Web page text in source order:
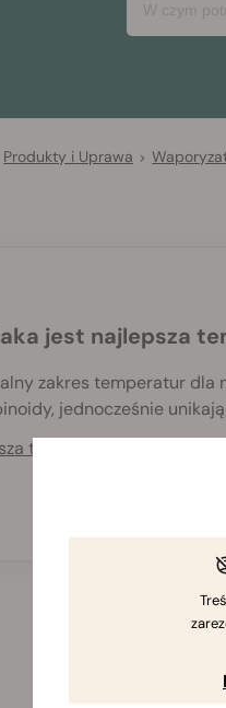
Produkty i Uprawa >
jest najlepsza
zakres temperatur dla
jednocześnie
temperatura do